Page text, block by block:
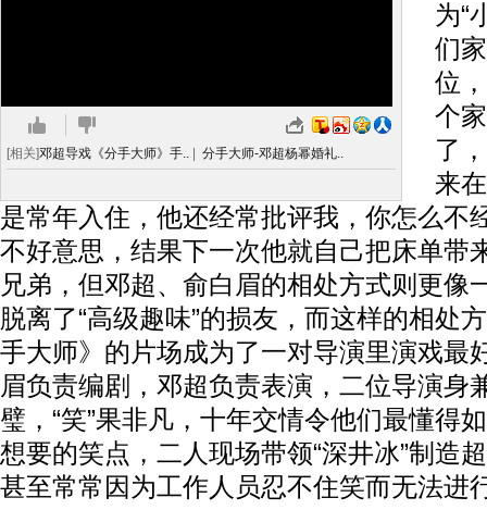
[相关]邓超导戏《分手大师》手.. 分手大师-邓超杨幂婚礼..
为“
们
位
个
了
来
是常年入住，他还经常批评我，你怎么不
不好意思，结果下一次他就自己把床单带
兄弟，但邓超、俞白眉的相处方式则更像
脱离了“高级趣味”的损友，而这样的相处
手大师》的片场成为了一对导演里演戏最
眉负责编剧，邓超负责表演，二位导演身
璧，“笑”果非凡，十年交情令他们最懂得
想要的笑点，二人现场带领“深井冰”制造
甚至常常因为工作人员忍不住笑而无法进